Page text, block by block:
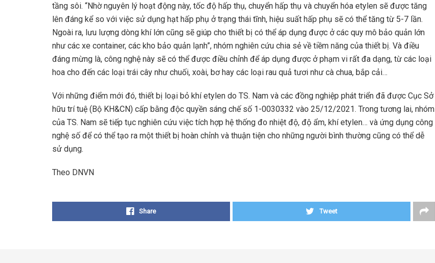
tầng sôi. “Nhờ nguyên lý hoạt động này, tốc độ hấp thụ, chuyển hấp thụ và chuyển hóa etylen sẽ được tăng
lên đáng kể so với việc sử dụng hạt hấp phụ ở trạng thái tĩnh, hiệu suất hấp phụ sẽ có thể tăng từ 5-7 lần.
Ngoài ra, lưu lượng dòng khí lớn cũng sẽ giúp cho thiết bị có thể áp dụng được ở các quy mô bảo quản lớn
như các xe container, các kho bảo quản lạnh”, nhóm nghiên cứu chia sẻ về tiềm năng của thiết bị. Và điều
đáng mừng là, công nghệ này sẽ có thể được điều chỉnh để áp dụng được ở phạm vi rất đa dạng, từ các loại
hoa cho đến các loại trái cây như chuối, xoài, bơ hay các loại rau quả tươi như cà chua, bắp cải…
Với những điểm mới đó, thiết bị loại bỏ khí etylen do TS. Nam và các đồng nghiệp phát triển đã được Cục Sở
hữu trí tuệ (Bộ KH&CN) cấp bằng độc quyền sáng chế số 1-0030332 vào 25/12/2021. Trong tương lai, nhóm
của TS. Nam sẽ tiếp tục nghiên cứu việc tích hợp hệ thống đo nhiệt độ, độ ẩm, khí etylen… và ứng dụng công
nghệ số để có thể tạo ra một thiết bị hoàn chỉnh và thuận tiện cho những người bình thường cũng có thể dễ
sử dụng.
Theo DNVN
Share Tweet